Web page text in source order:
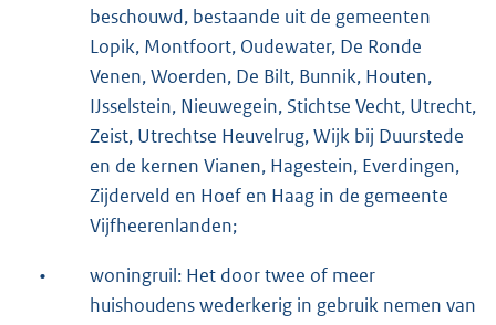
beschouwd, bestaande uit de gemeenten
Lopik, Montfoort, Oudewater, De Ronde
Venen, Woerden, De Bilt, Bunnik, Houten,
IJsselstein, Nieuwegein, Stichtse Vecht, Utrecht,
Zeist, Utrechtse Heuvelrug, Wijk bij Duurstede
en de kernen Vianen, Hagestein, Everdingen,
Zijderveld en Hoef en Haag in de gemeente
Vijfheerenlanden;
•
woningruil: Het door twee of meer
huishoudens wederkerig in gebruik nemen van